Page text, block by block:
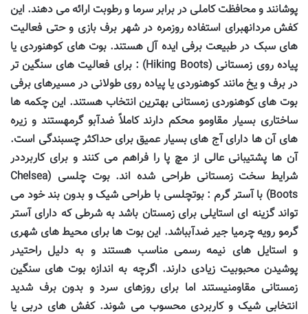
پوشانند و محافظت کاملی در برابر سرما و رطوبت ارائه می دهند. این
کفش مردانهبرای استفاده روزمره در شهر برف بازی و حتی فعالیت
های سبک در طبیعت برفی ایده آل هستند. بوت های کوهنوردی یا
پیاده روی زمستانی (Hiking Boots) : برای فعالیت های سنگین تر
در برف و یخ مانند کوهنوردی یا پیاده روی طولانی در مسیرهای برفی
بوت های کوهنوردی زمستانی بهترین انتخاب هستند. این چکمه ها
ساختاری بسیار مقاومو محکم دارند کاملاً ضدآبو گرمهستند و زیره
های آن ها دارای آج های بسیار عمیق برای حداکثر چسبندگی است.
آن ها پشتیبانی عالی از مچ پا را فراهم می کنند و برای کاربرددر
شرایط سخت زمستانی طراحی شده اند. بوت چلسی (Chelsea
Boots) با آستر گرم : بوتچلسی با طراحی شیک و بدون بند خود می
تواند گزینه ای استایلی برای زمستان باشد به شرطی که دارای آستر
گرمو رویه چرمیا جیر ضدآبباشد. این بوت ها برای محیط های شهری
و استایل های نیمه رسمی مناسب هستند و به دلیل راحتیدر
پوشیدن محبوبیت زیادی دارند. اگرچه به اندازه بوت های سنگین
زمستانی مقاومنیستند اما برای روزهای سرد و بدون برف شدید
انتخابی شیک و کاربردی محسوب می شوند. کفش های دربی یا